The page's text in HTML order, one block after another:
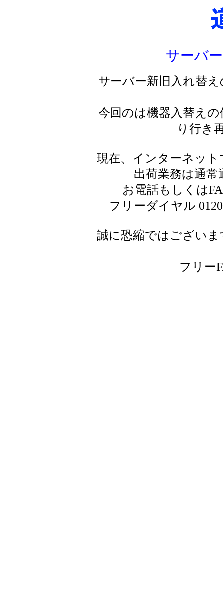
サーバ
サーバー新旧入れ替
今回のは機器入替え
り行き
現在、インターネッ
出荷業務は通
お電話もしくは
フリーダイヤル
誠に恐縮ではござい
フリー